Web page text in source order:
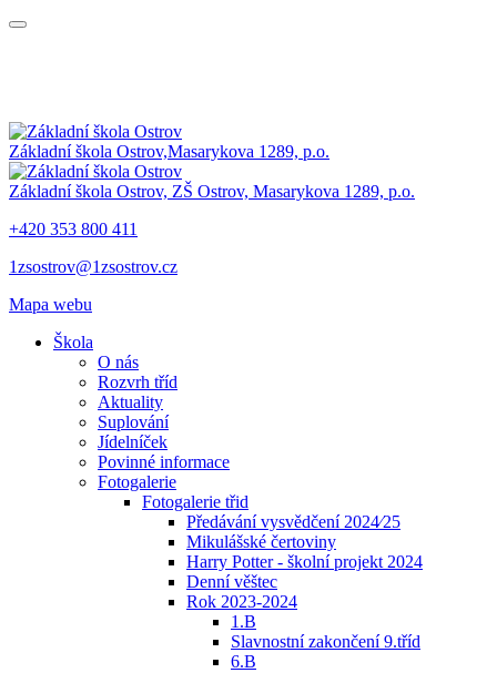
Základní škola Ostrov,Masarykova 1289, p.o.
Základní škola Ostrov, ZŠ Ostrov, Masarykova 1289, p.o.
+420 353 800 411
1zsostrov@1zsostrov.cz
Mapa webu
Škola
O nás
Rozvrh tříd
Aktuality
Suplování
Jídelníček
Povinné informace
Fotogalerie
Fotogalerie třid
Předávání vysvědčení 2024⁄25
Mikulášské čertoviny
Harry Potter - školní projekt 2024
Denní věštec
Rok 2023-2024
1.B
Slavnostní zakončení 9.tříd
6.B